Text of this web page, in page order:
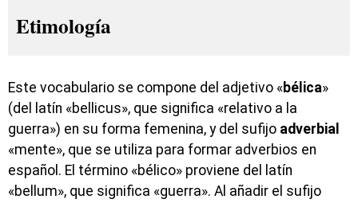
Etimología
Este vocabulario se compone del adjetivo «bélica»
(del latín «bellicus», que significa «relativo a la
guerra») en su forma femenina, y del sufijo adverbial
«mente», que se utiliza para formar adverbios en
español. El término «bélico» proviene del latín
«bellum», que significa «guerra». Al añadir el sufijo